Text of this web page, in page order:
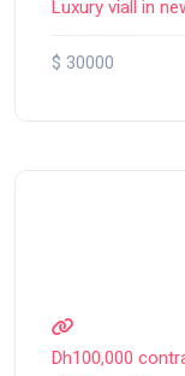
Luxury viall in
$ 30000
Dh100,000